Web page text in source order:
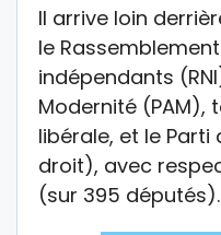
Il arrive loin
le
indépendants
Modernité (PAM),
libérale, et le Parti
droit), avec
(sur 395 députés).